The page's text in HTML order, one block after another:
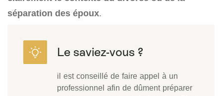
séparation des époux.
il est conseillé de faire appel à un
professionnel afin de dûment préparer